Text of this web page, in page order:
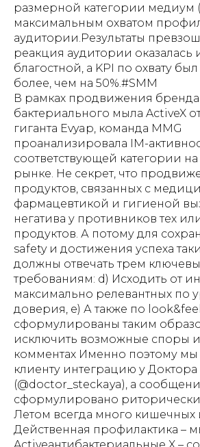
размерной категории медиум
максимальным охватом
аудитории.Результаты
реакция аудитории оказалась
благостной, а KPI по охвату
более, чем на 50%.#SMM
В рамках продвижения бренда
бактериального мыла ActiveX
гиганта Evyap, команда MMG
проанализировала IM-
соответствующей категории
рынке. Не секрет, что
продуктов, связанных с
фармацевтикой и гигиеной
негатива у противников тех
продуктов. А потому для
safety и достижения успеха
должны отвечать трем
требованиям: d) Исходить от
максимально релевантных по
доверия, e) А также по
сформулированы таким
исключить возможные споры и
комментах Именно поэтому
клиенту интеграцию у
(@doctor_steckaya), а
сформулировано риторически
Летом всегда много кишечных
Действенная профилактика –
Activeантибактериальные X –